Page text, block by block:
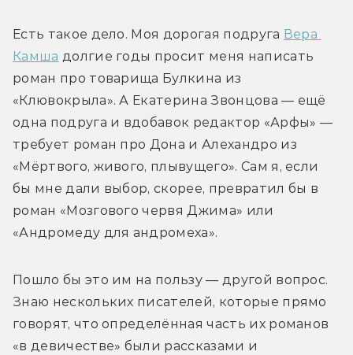
Есть такое дело. Моя дорогая подруга Вера
Камша долгие годы просит меня написать
роман про товарища Булкина из
«Клювокрыла». А Екатерина Звонцова — ещё
одна подруга и вдобавок редактор «Арфы» —
требует роман про Дона и Алехандро из
«Мёртвого, живого, плывущего». Сам я, если
бы мне дали выбор, скорее, превратил бы в
роман «Мозгового червя Джима» или
«Андромеду для андромеха».
Пошло бы это им на пользу — другой вопрос.
Знаю нескольких писателей, которые прямо
говорят, что определённая часть их романов
«в девичестве» были рассказами и